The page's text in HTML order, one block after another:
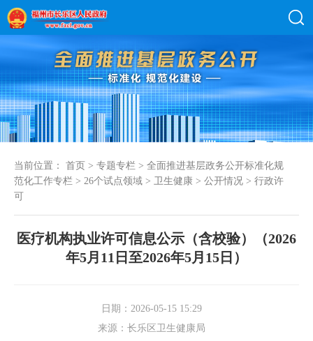
当前位置： 首页 > 专题专栏 > 全面推进基层政务公开标准化规
范化工作专栏 > 26个试点领域 > 卫生健康 > 公开情况 > 行政许
可
医疗机构执业许可信息公示（含校验）（2026
年5月11日至2026年5月15日）
日期：2026-05-15 15:29
来源：长乐区卫生健康局